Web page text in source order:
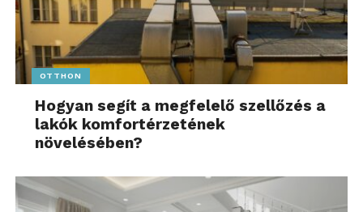
OTTHON
Hogyan segít a megfelelő szellőzés a
lakók komfortérzetének
növelésében?